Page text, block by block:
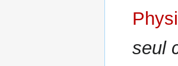
seul